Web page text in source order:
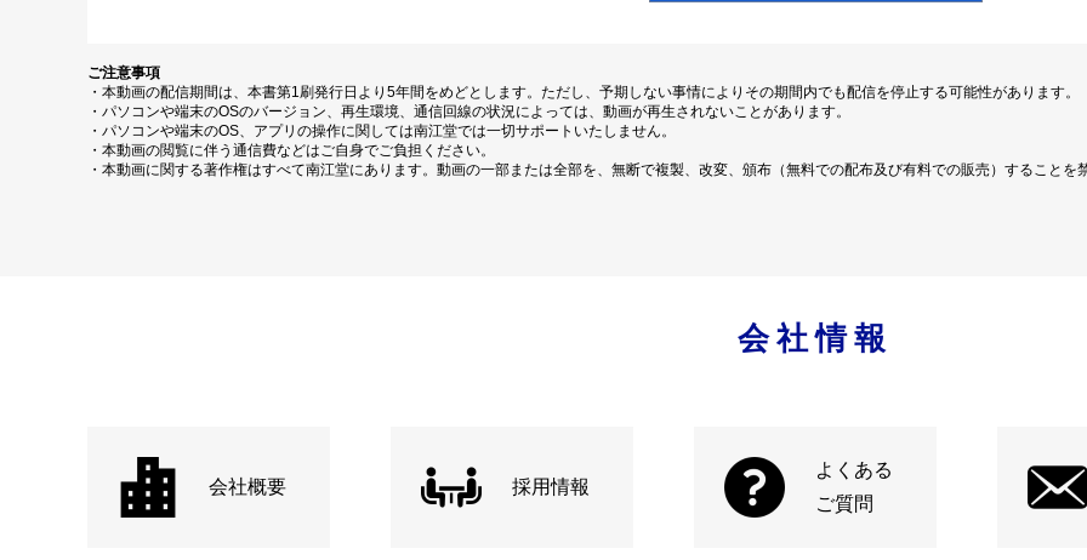
ご注意事項
・本動画の配信期間は、本書第1刷発行日より5年間をめどとします。ただし、予期しない事情によりその期間内でも配信を停止する可能性があります。
・パソコンや端末のOSのバージョン、再生環境、通信回線の状況によっては、動画が再生されないことがあります。
・パソコンや端末のOS、アプリの操作に関しては南江堂では一切サポートいたしません。
・本動画の閲覧に伴う通信費などはご自身でご負担ください。
・本動画に関する著作権はすべて南江堂にあります。動画の一部または全部を、無断で複製、改変、頒布（無料での配布及び有料での販売）することを
会社情報
会社概要 採用情報
よくある
ご質問